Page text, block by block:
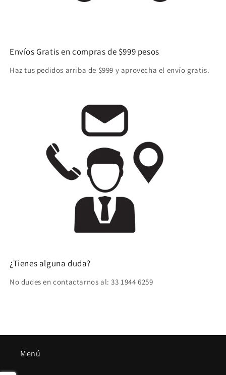
Envíos Gratis en compras de $999 pesos
Haz tus pedidos arriba de $999 y aprovecha el envío gratis.
¿Tienes alguna duda?
No dudes en contactarnos al: 33 1944 6259
Menú